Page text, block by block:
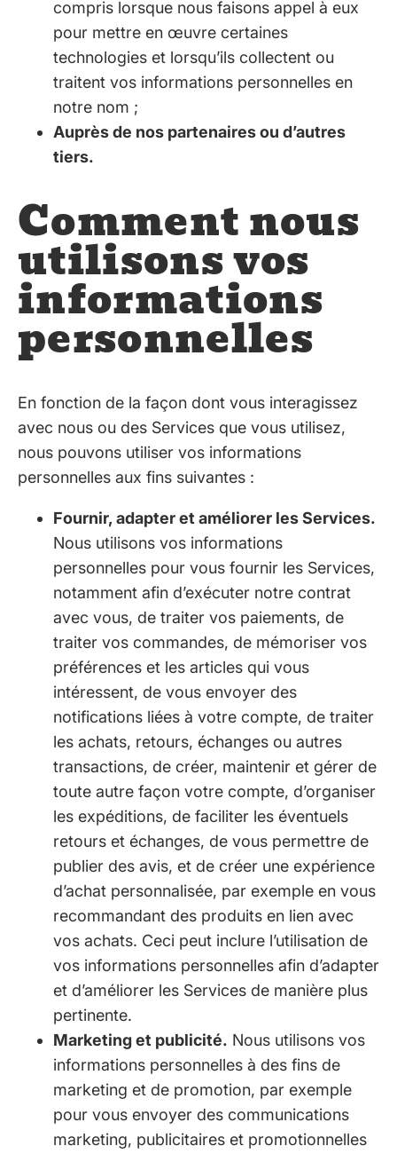
compris lorsque nous faisons appel à eux
pour mettre en œuvre certaines
technologies et lorsqu’ils collectent ou
traitent vos informations personnelles en
notre nom ;
Auprès de nos partenaires ou d’autres
tiers.
Comment nous
utilisons vos
informations
personnelles
En fonction de la façon dont vous interagissez
avec nous ou des Services que vous utilisez,
nous pouvons utiliser vos informations
personnelles aux fins suivantes :
Fournir, adapter et améliorer les Services.
Nous utilisons vos informations
personnelles pour vous fournir les Services,
notamment afin d’exécuter notre contrat
avec vous, de traiter vos paiements, de
traiter vos commandes, de mémoriser vos
préférences et les articles qui vous
intéressent, de vous envoyer des
notifications liées à votre compte, de traiter
les achats, retours, échanges ou autres
transactions, de créer, maintenir et gérer de
toute autre façon votre compte, d’organiser
les expéditions, de faciliter les éventuels
retours et échanges, de vous permettre de
publier des avis, et de créer une expérience
d’achat personnalisée, par exemple en vous
recommandant des produits en lien avec
vos achats. Ceci peut inclure l’utilisation de
vos informations personnelles afin d’adapter
et d’améliorer les Services de manière plus
pertinente.
Marketing et publicité. Nous utilisons vos
informations personnelles à des fins de
marketing et de promotion, par exemple
pour vous envoyer des communications
marketing, publicitaires et promotionnelles